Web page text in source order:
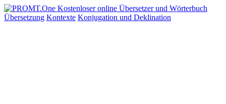
Übersetzung Kontexte Konjugation und Deklination